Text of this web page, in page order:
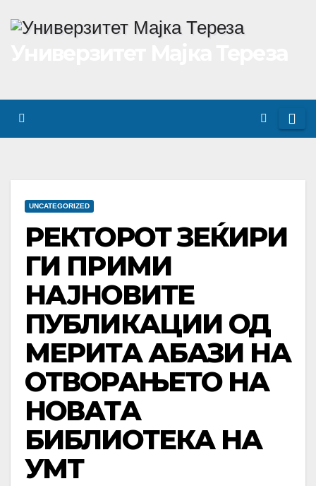
UNCATEGORIZED
РЕКТОРОТ ЗЕЌИРИ
ГИ ПРИМИ
НАЈНОВИТЕ
ПУБЛИКАЦИИ ОД
МЕРИТА АБАЗИ НА
ОТВОРАЊЕТО НА
НОВАТА
БИБЛИОТЕКА НА
УМТ